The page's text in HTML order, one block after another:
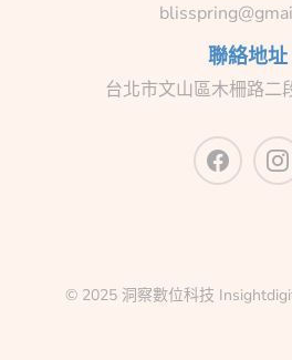
聯絡地址
台北市文山區木柵路
© 2025 洞察數位科技